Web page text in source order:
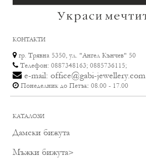
КОНТАКТИ
гр. Трявна 5350, ул. "Ангел Кънчев" 50
Телефон: 0887348163; 0885736115;
e-mail: office@gabi-jewellery.com
Понеделник до Петък: 08.00 - 17.00
КАТАЛОЗИ
Дамски бижута
Мъжки бижута>